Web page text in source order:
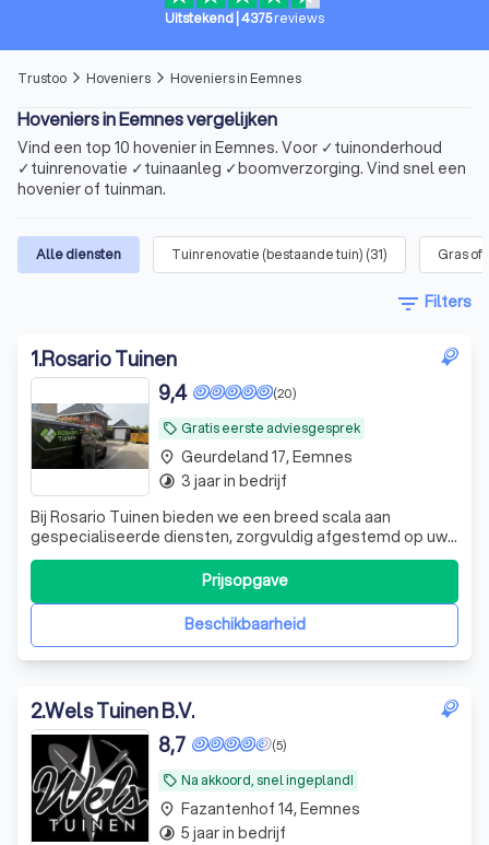
Uitstekend 4375reviews
Trustoo arrow_forward_ios Hoveniers arrow_forward_ios Hoveniers in Eemnes
Hoveniers in Eemnes vergelijken
Vind een top 10 hovenier in Eemnes. Voor ✓tuinonderhoud
✓tuinrenovatie ✓tuinaanleg ✓boomverzorging. Vind snel een
hovenier of tuinman.
Alle diensten Tuinrenovatie (bestaande tuin) (31) Gras of
filter_list Filters
1.Rosario Tuinen
local_offer Gratis eerste adviesgesprek
(20)
9,4
Bij Rosario Tuinen bieden we een breed scala aan
gespecialiseerde diensten, zorgvuldig afgestemd op uw
unieke behoeften en wensen. Onze aanpak is gericht op
het creëren van harmonieuze en functionele
buitenruimtes die naadloos aansluiten bij uw levensstijl.
Beschikbaarheid
Prijsopgave
place Geurdeland 17, Eemnes
timelapse 3 jaar in bedrijf
2.Wels Tuinen B.V.
local_offer Na akkoord, snel ingepland!
(5)
8,7
place Fazantenhof 14, Eemnes
timelapse 5 jaar in bedrijf